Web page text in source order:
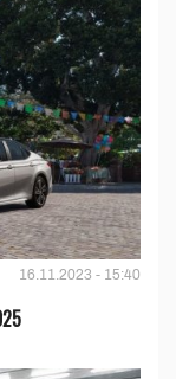
16.11.2023 - 15:40